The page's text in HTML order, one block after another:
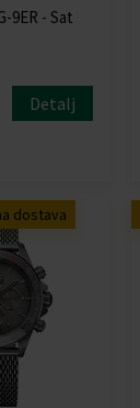
9ER - Sat
Detalj
dostava